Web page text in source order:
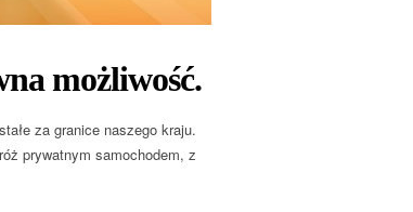
możliwość.
za granice naszego kraju.
prywatnym samochodem, z